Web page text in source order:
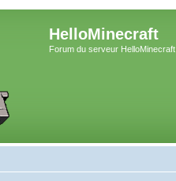
HelloMinecraft
Forum du serveur HelloMinecraft